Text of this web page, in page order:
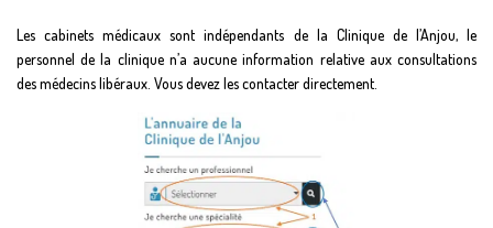
Les cabinets médicaux sont indépendants de la Clinique de l’Anjou, le
personnel de la clinique n’a aucune information relative aux consultations
des médecins libéraux. Vous devez les contacter directement.